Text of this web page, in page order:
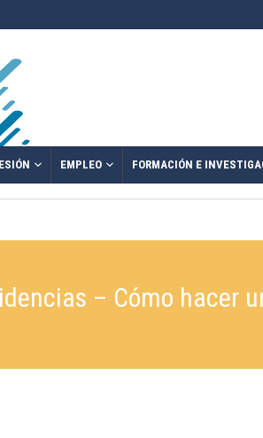
EMPLEO FORMACIÓN E
– Cómo hacer